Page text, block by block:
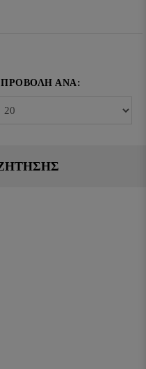
ΠΡΟΒΟΛΉ ΑΝΆ: